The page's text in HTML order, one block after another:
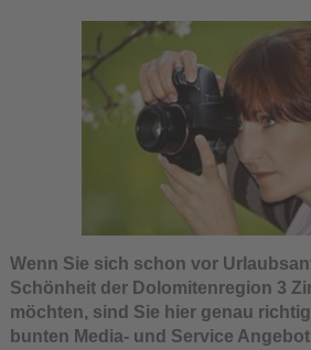
Wenn Sie sich schon vor
Schönheit der Dolomitenregion 3
möchten, sind Sie hier genau
bunten Media- und Service